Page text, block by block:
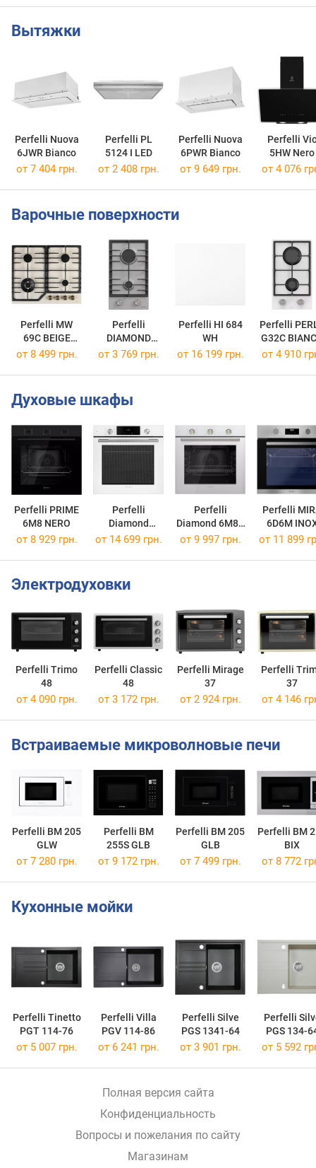
Вытяжки
Perfelli Nuova
6JWR Bianco
Perfelli PL
5124 I LED
Perfelli Nuova
6PWR Bianco
Perfelli
5HW Nero
от 7 404 грн. от 2 408 грн. от 9 649 грн. от 4 076
Варочные поверхности
Perfelli MW
69C BEIGE
Retro
Perfelli
DIAMOND
M39C INOX
Perfelli HI 684
WH
Perfelli
G32C
от 8 499 грн. от 3 769 грн. от 16 199 грн. от 4 910
Духовые шкафы
Perfelli PRIME
6M8 NERO
Perfelli
Diamond
6D10N BIANCO
Perfelli
Diamond 6M8L
BIANCO
Perfelli
6D6M
от 8 929 грн. от 14 699 грн. от 9 997 грн. от 11 899
Электродуховки
Perfelli Trimo
48
Perfelli Classic
48
Perfelli Mirage
37
Perfelli
37
от 4 090 грн. от 3 172 грн. от 2 924 грн. от 4 146
Встраиваемые микроволновые печи
Perfelli BM 205
GLW
Perfelli BM
255S GLB
Perfelli BM 205
GLB
Perfelli BM
BIX
от 7 280 грн. от 9 172 грн. от 7 499 грн. от 8 772
Кухонные мойки
Perfelli Tinetto
PGT 114-76
Perfelli Villa
PGV 114-86
Perfelli Silve
PGS 1341-64
Perfelli
PGS 134-
от 5 007 грн. от 6 241 грн. от 3 901 грн. от 5 592
Полная версия сайта
Конфиденциальность
Вопросы и пожелания по сайту
Магазинам